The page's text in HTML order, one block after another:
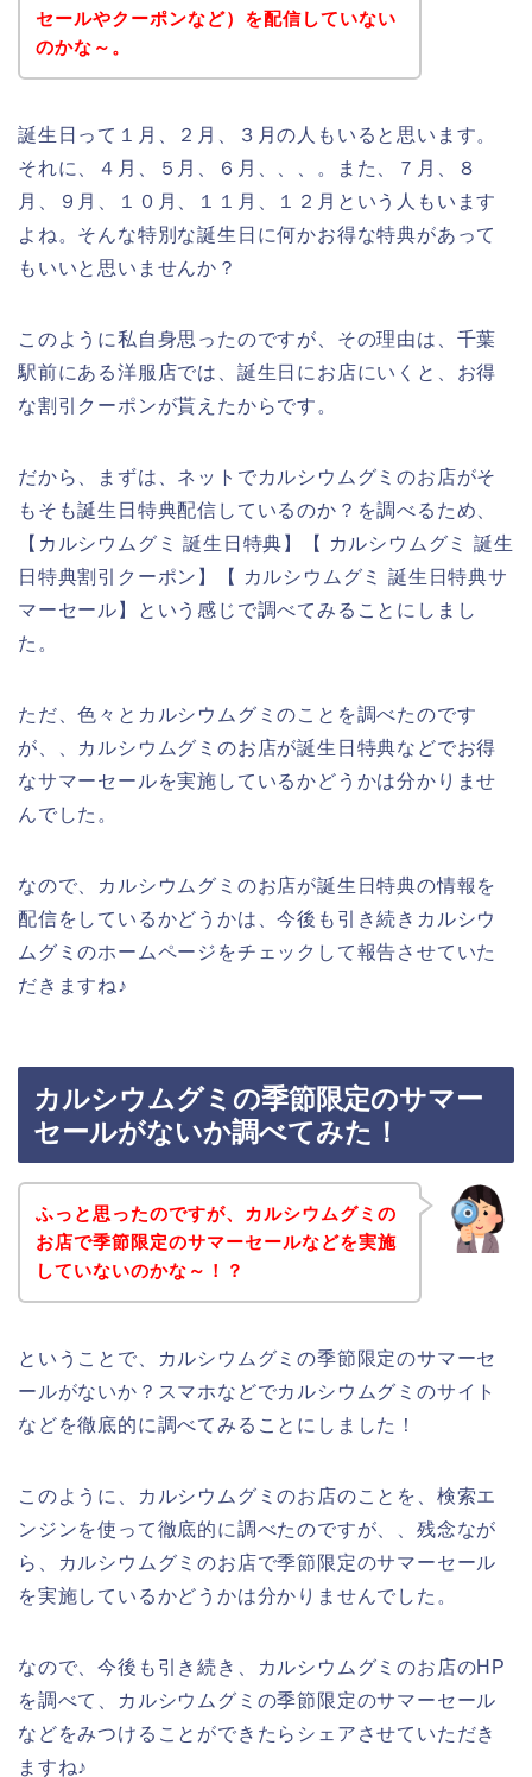
セールやクーポンなど）を配信していない
のかな～。
誕生日って１月、２月、３月の人もいると思います。
それに、４月、５月、６月、、、。また、７月、８
月、９月、１０月、１１月、１２月という人もいます
よね。そんな特別な誕生日に何かお得な特典があって
もいいと思いませんか？
このように私自身思ったのですが、その理由は、千葉
駅前にある洋服店では、誕生日にお店にいくと、お得
な割引クーポンが貰えたからです。
だから、まずは、ネットでカルシウムグミのお店がそ
もそも誕生日特典配信しているのか？を調べるため、
【カルシウムグミ 誕生日特典】【 カルシウムグミ 誕生
日特典割引クーポン】【 カルシウムグミ 誕生日特典サ
マーセール】という感じで調べてみることにしまし
た。
ただ、色々とカルシウムグミのことを調べたのです
が、、カルシウムグミのお店が誕生日特典などでお得
なサマーセールを実施しているかどうかは分かりませ
んでした。
なので、カルシウムグミのお店が誕生日特典の情報を
配信をしているかどうかは、今後も引き続きカルシウ
ムグミのホームページをチェックして報告させていた
だきますね♪
カルシウムグミの季節限定のサマー
セールがないか調べてみた！
ふっと思ったのですが、カルシウムグミの
お店で季節限定のサマーセールなどを実施
していないのかな～！？
ということで、カルシウムグミの季節限定のサマーセ
ールがないか？スマホなどでカルシウムグミのサイト
などを徹底的に調べてみることにしました！
このように、カルシウムグミのお店のことを、検索エ
ンジンを使って徹底的に調べたのですが、、残念なが
ら、カルシウムグミのお店で季節限定のサマーセール
を実施しているかどうかは分かりませんでした。
なので、今後も引き続き、カルシウムグミのお店のHP
を調べて、カルシウムグミの季節限定のサマーセール
などをみつけることができたらシェアさせていただき
ますね♪